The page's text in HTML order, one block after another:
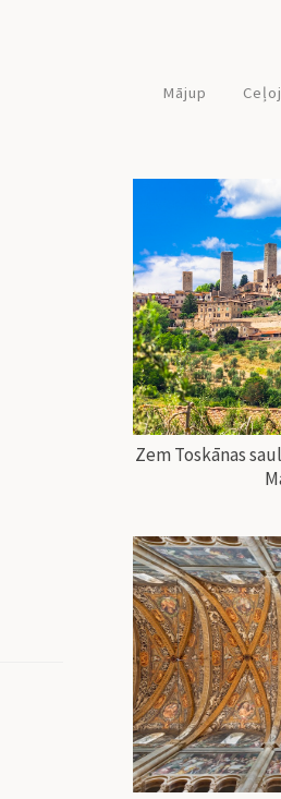
Mājup
Zem Toskānas